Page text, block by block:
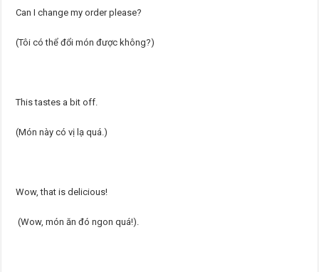
Can I change my order please?
(Tôi có thể đổi món được không?)
This tastes a bit off.
(Món này có vị lạ quá.)
Wow, that is delicious!
(Wow, món ăn đó ngon quá!).